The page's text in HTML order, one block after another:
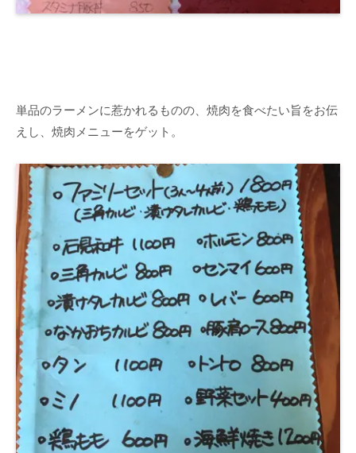
単品のラーメンに惹かれるものの、焼肉を食べたい旨をお伝
えし、焼肉メニューをゲット。